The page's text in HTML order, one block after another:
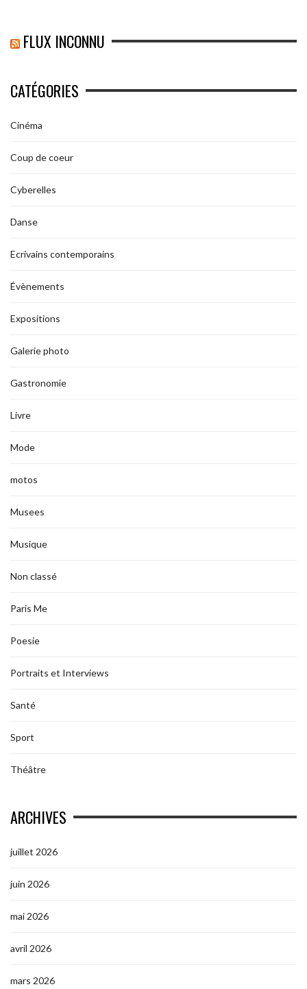
FLUX INCONNU
CATÉGORIES
Cinéma
Coup de coeur
Cyberelles
Danse
Ecrivains contemporains
Évènements
Expositions
Galerie photo
Gastronomie
Livre
Mode
motos
Musees
Musique
Non classé
Paris Me
Poesie
Portraits et Interviews
Santé
Sport
Théâtre
ARCHIVES
juillet 2026
juin 2026
mai 2026
avril 2026
mars 2026